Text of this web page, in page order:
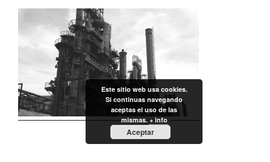
Este sitio web usa cookies.
Si continuas navegando
aceptas el uso de las
mismas.+ info
Aceptar